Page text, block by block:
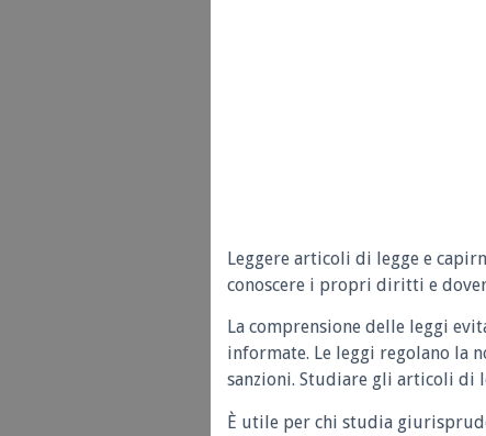
Leggere articoli di legge e
conoscere i propri diritti e
La comprensione delle leggi
informate. Le leggi regolano la
sanzioni. Studiare gli articoli di
È utile per chi studia